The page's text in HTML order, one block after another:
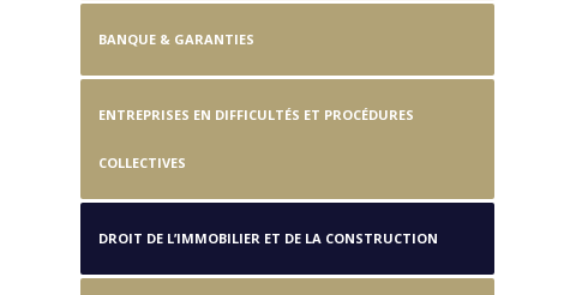
BANQUE & GARANTIES
ENTREPRISES EN DIFFICULTÉS ET PROCÉDURES
COLLECTIVES
DROIT DE L’IMMOBILIER ET DE LA CONSTRUCTION